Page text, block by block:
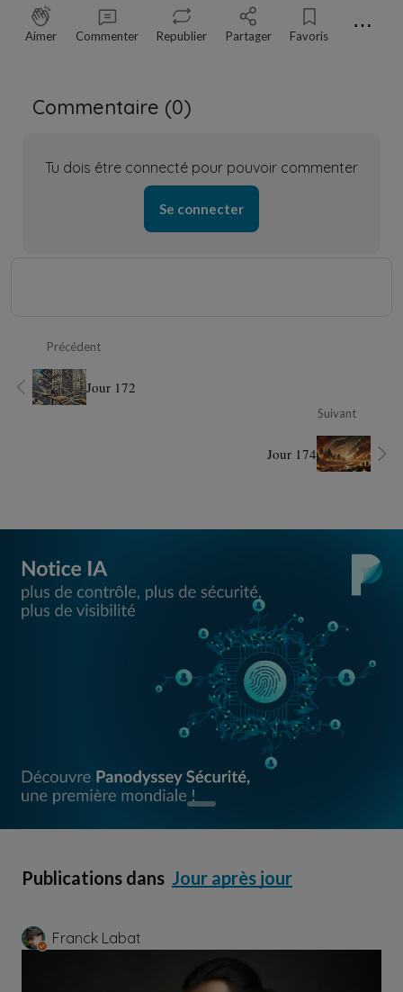
Aimer Commenter Republier Partager Favoris ⋯
Commentaire (0)
Tu dois être connecté pour pouvoir commenter
Se connecter
Précédent
Jour 172
Suivant
Jour 174
Publications dans Jour après jour
Franck Labat